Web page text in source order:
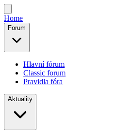
Home
Forum
Hlavní fórum
Classic forum
Pravidla fóra
Aktuality